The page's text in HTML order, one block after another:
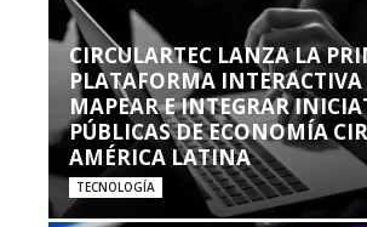
CIRCULARTEC LANZA LA
PLATAFORMA INTERACTIVA
MAPEAR E INTEGRAR
PÚBLICAS DE ECONOMÍA
AMÉRICA LATINA
TECNOLOGÍA